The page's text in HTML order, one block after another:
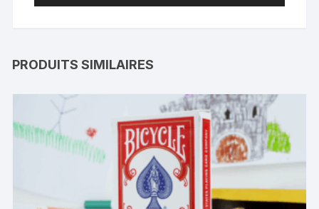
PRODUITS SIMILAIRES